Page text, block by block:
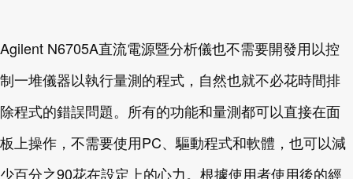
Agilent N6705A直流電源暨分析儀也不需要開發用以控
制一堆儀器以執行量測的程式，自然也就不必花時間排
除程式的錯誤問題。所有的功能和量測都可以直接在面
板上操作，不需要使用PC、驅動程式和軟體，也可以減
少百分之90花在設定上的心力。根據使用者使用後的經